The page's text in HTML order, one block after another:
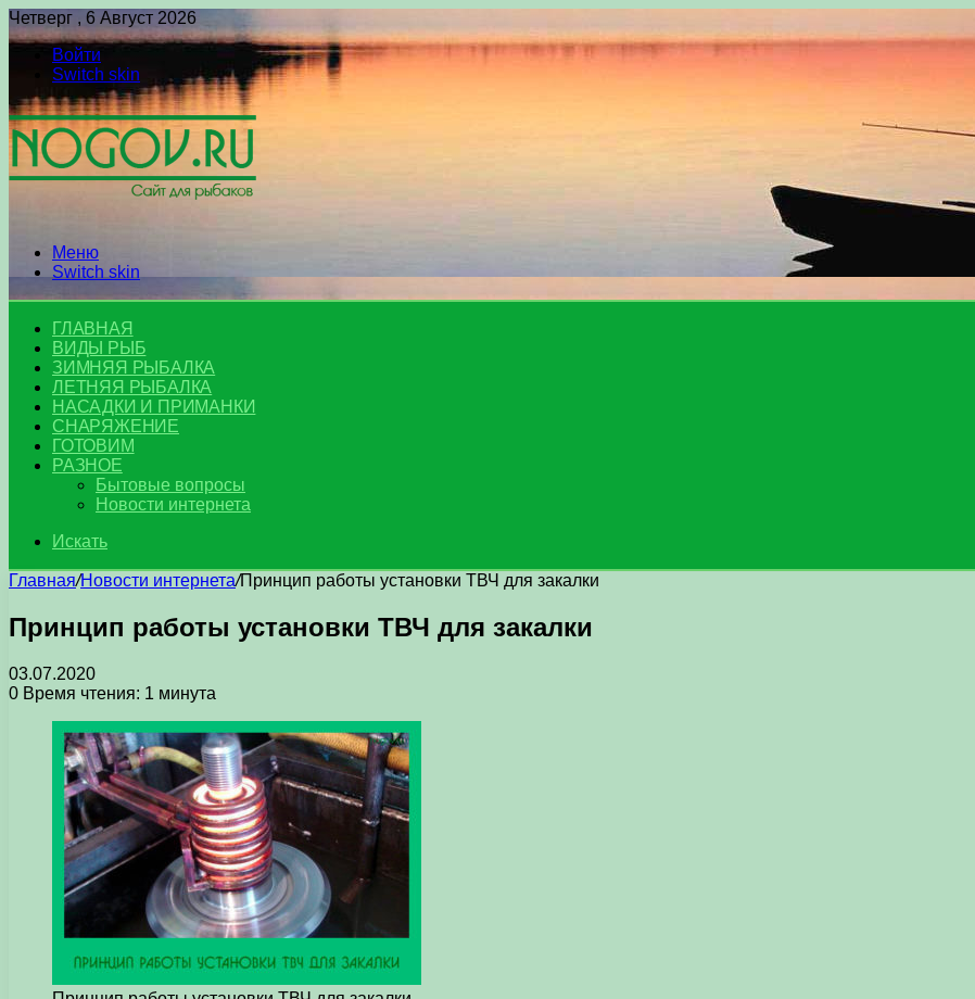
Четверг , 6 Август 2026
Войти
Switch skin
Меню
Switch skin
ГЛАВНАЯ
ВИДЫ РЫБ
ЗИМНЯЯ РЫБАЛКА
ЛЕТНЯЯ РЫБАЛКА
НАСАДКИ И ПРИМАНКИ
СНАРЯЖЕНИЕ
ГОТОВИМ
РАЗНОЕ
Бытовые вопросы
Новости интернета
Искать
Главная/Новости интернета/Принцип работы установки ТВЧ для закалки
Принцип работы установки ТВЧ для закалки
03.07.2020
0 Время чтения: 1 минута